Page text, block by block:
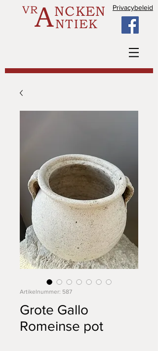
VRANTIEK
Privacybeleid
NCKEN
Artikelnummer: 587
Grote Gallo
Romeinse pot